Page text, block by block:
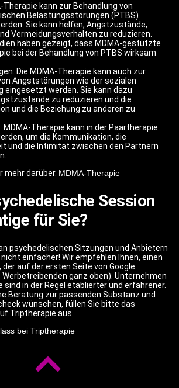
Therapie kann zur Behandlung von
Belastungsstörungen (PTBS)
Sie kann helfen, Angstzustände,
Vermeidungsverhalten zu reduzieren.
haben gezeigt, dass MDMA-gestützte
bei der Behandlung von PTBS wirksam
Die MDMA-Therapie kann auch zur
Angststörungen wie der sozialen
eingesetzt werden. Sie kann dazu
zu reduzieren und die
und die Beziehung zu anderen zu
MDMA-Therapie kann in der Paartherapie
um die Kommunikation, die
und die Intimität zwischen den Partnern
mehr darüber. MDMA-Therapie
Session
für Sie?
psychedelischen Sitzungen und Anbietern
einfacher! Wir empfehlen Ihnen, einen
auf der ersten Seite von Google
ganz oben). Unternehmen
in der Regel etablierter und erfahrener.
Beratung zur passenden Substanz und
wünschen, füllen Sie bitte das
Triptherapie aus.
bei Triptherapie